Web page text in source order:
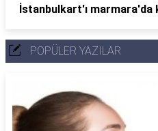
İstanbulkart'ı marmara'da
POPÜLER YAZILAR